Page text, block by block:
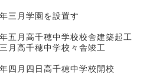
三月学園を設置す
五月高千穂中学校校舎建築起工
月高千穂中学校々舎竣工
四月四日高千穂中学校開校